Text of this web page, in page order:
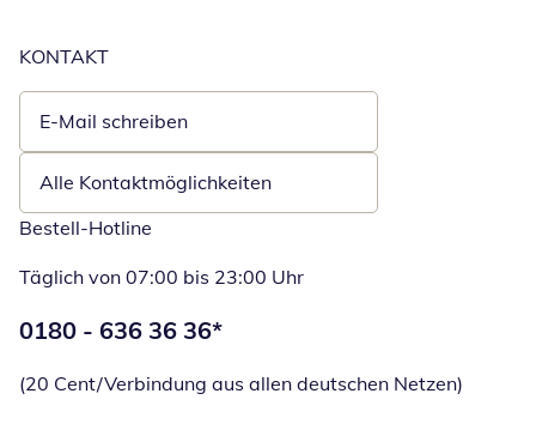
KONTAKT
E-Mail schreiben
Öffnet E-Mail-Client
Alle Kontaktmöglichkeiten
Bestell-Hotline
Täglich von 07:00 bis 23:00 Uhr
Telefonnummer:
0180 - 636 36 36*
(20 Cent/Verbindung aus allen deutschen Netzen)